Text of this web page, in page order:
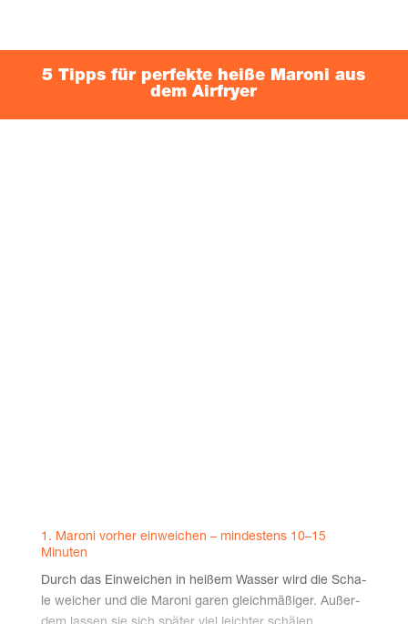
5 Tipps für per­fek­te hei­ße Maro­ni aus
dem Airfryer
1. Maro­ni vor­her ein­wei­chen – min­des­tens 10–15
Minuten
Durch das Ein­wei­chen in hei­ßem Was­ser wird die Scha­
le wei­cher und die Maro­ni garen gleich­mä­ßi­ger. Außer­